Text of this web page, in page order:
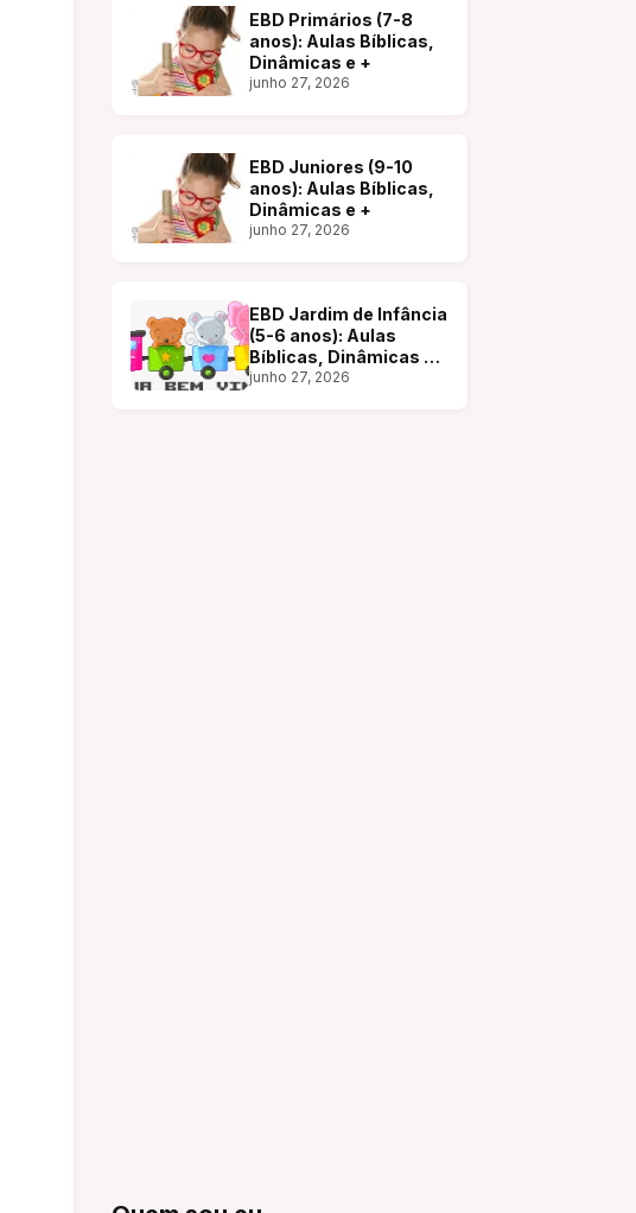
EBD Primários (7-8
anos): Aulas Bíblicas,
Dinâmicas e +
junho 27, 2026
EBD Juniores (9-10
anos): Aulas Bíblicas,
Dinâmicas e +
junho 27, 2026
EBD Jardim de Infância
(5-6 anos): Aulas
Bíblicas, Dinâmicas e
+
junho 27, 2026